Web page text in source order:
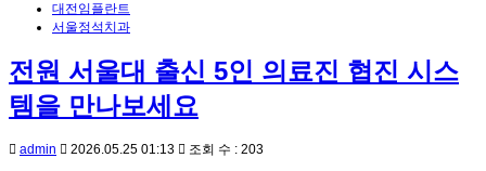
대전임플란트
서울정석치과
전원 서울대 출신 5인 의료진 협진 시스
템을 만나보세요
admin 2026.05.25 01:13 조회 수 : 203